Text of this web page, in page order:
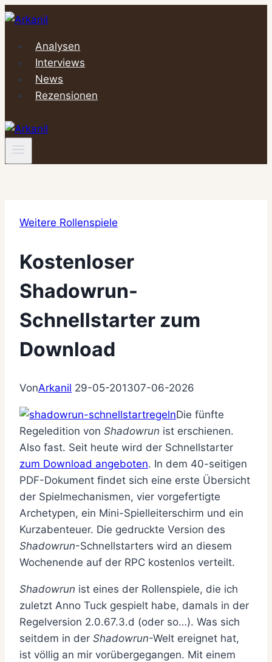
Zum
springenAnalysen
Interviews
News
Rezensionen
Weitere Rollenspiele
Kostenloser
Shadowrun-
Schnellstarter zum
Download
VonArkanil 29-05-201307-06-2026
Die fünfte
Regeledition von Shadowrun ist erschienen.
Also fast. Seit heute wird der Schnellstarter
zum Download angeboten. In dem 40-seitigen
PDF-Dokument findet sich eine erste Übersicht
der Spielmechanismen, vier vorgefertigte
Archetypen, ein Mini-Spielleiterschirm und ein
Kurzabenteuer. Die gedruckte Version des
Shadowrun-Schnellstarters wird an diesem
Wochenende auf der RPC kostenlos verteilt.
Shadowrun ist eines der Rollenspiele, die ich
zuletzt Anno Tuck gespielt habe, damals in der
Regelversion 2.0.67.3.d (oder so…). Was sich
seitdem in der Shadowrun-Welt ereignet hat,
ist völlig an mir vorübergegangen. Mit einem